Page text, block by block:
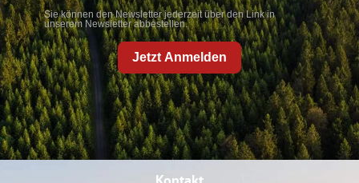
Sie können den Newsletter jederzeit über den Link in
unserem Newsletter abbestellen.
Jetzt Anmelden